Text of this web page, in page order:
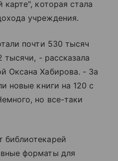
которая стала
учреждения.
почти 530 тысяч
- рассказала
Оксана Хабирова. - За
новые книги на 120 с
но все-таки
библиотекарей
форматы для